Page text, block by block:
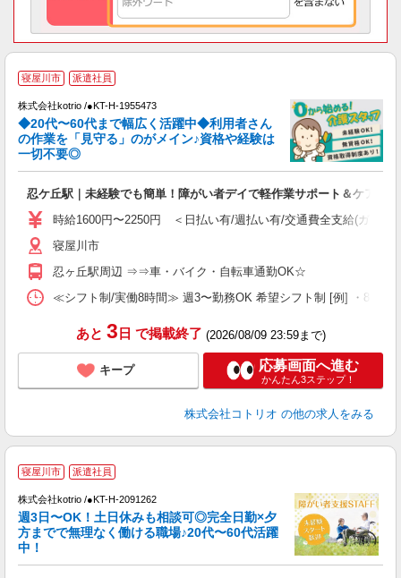
寝屋川市 派遣社員
株式会社kotrio /●KT-H-1955473
◆20代〜60代まで幅広く活躍中◆利用者さん
の作業を「見守る」のがメイン♪資格や経験は
一切不要◎
忍ケ丘駅｜未経験でも簡単！障がい者デイで軽作業サポート＆ケア
時給1600円〜2250円 ＜日払い有/週払い有/交通費全支給(ガソリ
寝屋川市
忍ヶ丘駅周辺 ⇒⇒車・バイク・自転車通勤OK☆
≪シフト制/実働8時間≫ 週3〜勤務OK 希望シフト制 [例] ・8:00
あと 3 日 で掲載終了 (2026/08/09 23:59まで)
キープ 応募画面へ進む
かんたん3ステップ！
株式会社コトリオ の他の求人をみる
寝屋川市 派遣社員
株式会社kotrio /●KT-H-2091262
週3日〜OK！土日休みも相談可◎完全日勤×夕
方までで無理なく働ける職場♪20代〜60代活躍
中！